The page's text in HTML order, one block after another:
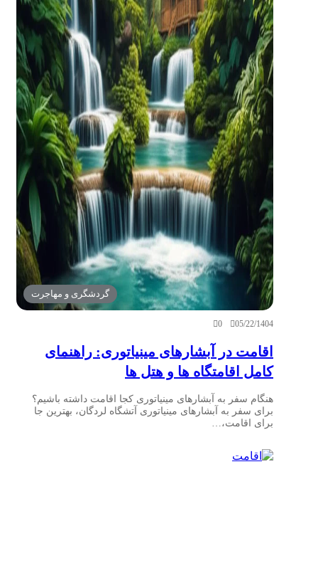
گردشگری و مهاجرت
05/22/1404
0
اقامت در آبشارهای مینیاتوری: راهنمای
کامل اقامتگاه ها و هتل ها
هنگام سفر به آبشارهای مینیاتوری کجا اقامت داشته باشیم؟
برای سفر به آبشارهای مینیاتوری آتشگاه لردگان، بهترین جا
برای اقامت،…